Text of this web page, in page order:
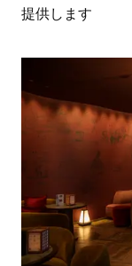
提供します